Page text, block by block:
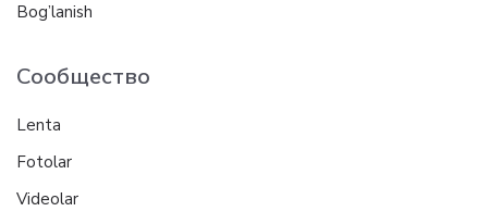
Bog’lanish
Сообщество
Lenta
Fotolar
Videolar